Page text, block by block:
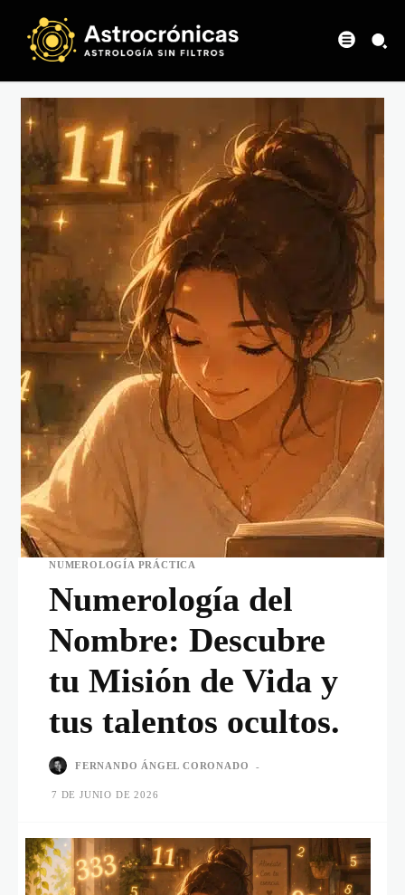
NUMEROLOGÍA PRÁCTICA
Numerología del
Nombre: Descubre
tu Misión de Vida y
tus talentos ocultos.
FERNANDO ÁNGEL CORONADO -
7 DE JUNIO DE 2026